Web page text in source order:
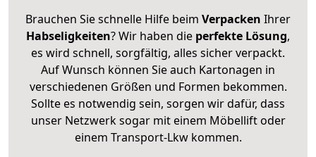
Brauchen Sie schnelle Hilfe beim Verpacken Ihrer
Habseligkeiten? Wir haben die perfekte Lösung,
es wird schnell, sorgfältig, alles sicher verpackt.
Auf Wunsch können Sie auch Kartonagen in
verschiedenen Größen und Formen bekommen.
Sollte es notwendig sein, sorgen wir dafür, dass
unser Netzwerk sogar mit einem Möbellift oder
einem Transport-Lkw kommen.